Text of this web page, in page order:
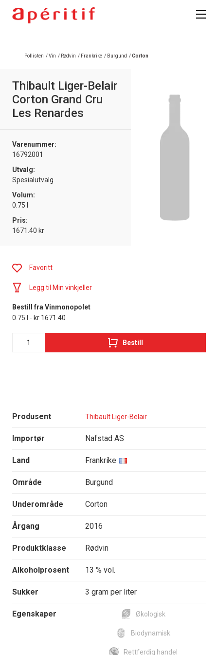
Pollisten /Vin / Rødvin / Frankrike / Burgund /Corton
Thibault Liger-Belair
Corton Grand Cru
Les Renardes
Varenummer:
16792001
Utvalg:
Spesialutvalg
Volum:
0.75 l
Pris:
1671.40 kr
Produsent Thibault Liger-Belair
Importør Nafstad AS
Land Frankrike
Område Burgund
Underområde Corton
Årgang 2016
Produktklasse Rødvin
Alkoholprosent 13 % vol.
Sukker 3 gram per liter
Egenskaper Økologisk
Biodynamisk
Rettferdig handel
Favoritt
Legg til Min vinkjeller
Bestill fra Vinmonopolet
0.75 l - kr 1671.40
Bestill